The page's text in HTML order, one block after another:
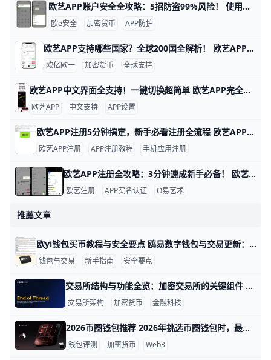
欧艺APP账户安全全攻略：5招防盗99%风险！ 使用欧艺APP时，账户安全非常重要。欧艺APP（也叫OK交易所鸥易）是热门的加密货币交易平台，每天有数百万用户登录交易。根据官方数据，开启安全设置的用户，账户被盗风险可降低90%以上。 比如，如果你忘记设置双重验证，坏人可能用猜到的密码直接登录，但设置后他们就进不去了。​
欧e安全 加密货币 APP防护
欧艺APP支持哪些国家？全球200国全解析！ 欧艺APP（也就是O易Oyi的交易应用）支持全球近200个国家和地区使用，但有些地方因为监管规则有限制。 比如亚洲的用户在越南、菲律宾、泰国、新加坡、中国香港、台湾、韩国和日本这些地方都能正常下载、注册和交易。 欧洲用户如英国、法国、西班牙、荷兰和俄罗斯也能轻松使用，支持法币充值和多种加密货币买卖。
欧亿欧一 加密货币 全球支持
欧艺APP中文界面全支持！一键切换超简单 欧艺APP完全支持中文界面，这让很多用户用起来很方便。根据官方指南和用户反馈，APP内有简体中文和繁体中文选项，能覆盖大部分交易和设置页面。例如，进入“我的”页面后，你会看到“语言”或“Language”按钮，一键切换后界面马上变成中文。
欧艺APP 中文支持 APP设置
欧艺APP注册5分钟搞定，新手必看注册全流程 欧艺APP注册其实非常简单，只要跟着几个关键步骤，基本能在几分钟内完成。对新手来说，最重要的是选对下载渠道、正确填写基本信息，并尽快开启安全保护功能。这样不仅能快速拿到账户，还能让登录和使用过程更安心。
欧艺APP注册 APP注册教程 手机应用注册
欧艺APP注册全攻略：3分钟速成新手必备！ 欧艺APP注册过程简单快速，通常只需几分钟就能完成。基本需要手机号或邮箱地址作为账号，比如用你的常用手机号“138XXXXXXX”或“”来注册，还得设置一个强密码，包含大小写字母、数字和符号，例如“Abc123!@#”。这些信息能帮你快速创建账户并接收验证码验证。
欧艺注册 APP实名认证 O易艺术
推薦文章
欧yi钱包买币教程与安全要点 鸥易数字钱包与交易更新：买币教程与安全要点 在加密货币热潮中，欧亿（OK交易所）提供一站式服务，帮助你从开户到买币再到管理资产。本文以简单语言，给出可操作的步骤、实例和实用提醒，帮助你快速上手并提升安全性。
钱包与交易 新手指南 安全要点
交易所结构与功能全览：加密交易所的关键组件 交易所介绍：理解加密交易所的基本结构与功能 在数字货币领域，交易所是连接买家和卖家的核心平台。例如，币安、Coinbase 等平台通过一个统一入口，帮助用户快速下单、查看行情和完成资金转移。为了让新手更易理解，本文用简单语言来讲清楚现货与衍生品交易所的常见结构与功能。
交易所架构 加密货币 金融科技
2026币圈钱包推荐 2026年挑选币圈钱包时，最实用的思路是按使用场景来选，而不是只看名气。比如，Ledger 和 Trezor 更适合长期存放大额资产，因为它们属于冷钱包，安全性更高；MetaMask、Trust Wallet、Coinbase Wallet 这类热钱包更适合日常转账、连接 DApp 和参与 DeFi；如果你常用 Solana 生态，Phantom 会更顺手，而中文用户做多链管理时，imToken 也很常见，整体操作更直观。
钱包评测 加密货币 Web3